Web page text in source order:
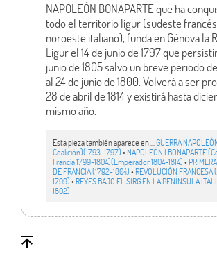
NAPOLEÓN BONAPARTE que ha
todo el territorio ligur (sudeste
noroeste italiano), funda en Génova la
Ligur el 14 de junio de 1797 que
junio de 1805 salvo un breve periodo
al 24 de junio de 1800. Volverá a ser
28 de abril de 1814 y existirá hasta
mismo año.
Esta pieza también aparece en ... GUERRA
Coalición)(1793-1797)• NAPOLEÓN I BONAPARTE
Francia 1799-1804)(Emperador 1804-1814)•
DE FRANCIA (1792-1804)• REVOLUCIÓN FRANCESA
1799)• REYES BAJO EL SIRG EN LA PENÍNSULA
1802)